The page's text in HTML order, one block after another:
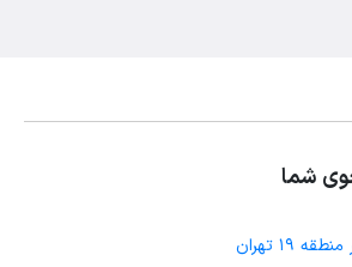
شما
تهران